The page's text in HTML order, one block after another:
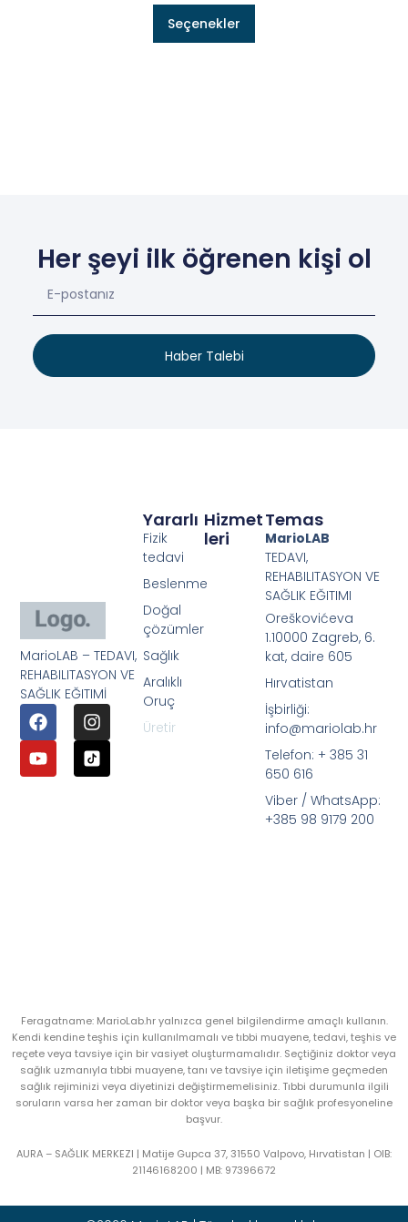
Seçenekler
Her şeyi ilk öğrenen kişi ol
Haber Talebi
MarioLAB – TEDAVI,
REHABILITASYON VE
SAĞLIK EĞITIMİ
Hizmet
Leri
Yararlı
Fizik
tedavi
Beslenme
Doğal
çözümler
Sağlık
Aralıklı
Oruç
Üretir
Temas
MarioLAB
TEDAVI,
REHABILITASYON VE
SAĞLIK EĞITIMI
Oreškovićeva
1.10000 Zagreb, 6.
kat, daire 605
Hırvatistan
İşbirliği:
info@mariolab.hr
Telefon: + 385 31
650 616
Viber / WhatsApp:
+385 98 9179 200
Feragatname: MarioLab.hr yalnızca genel bilgilendirme amaçlı kullanın.
Kendi kendine teşhis için kullanılmamalı ve tıbbi muayene, tedavi, teşhis ve
reçete veya tavsiye için bir vasiyet oluşturmamalıdır. Seçtiğiniz doktor veya
sağlık uzmanıyla tıbbi muayene, tanı ve tavsiye için iletişime geçmeden
sağlık rejiminizi veya diyetinizi değiştirmemelisiniz. Tıbbi durumunla ilgili
soruların varsa her zaman bir doktor veya başka bir sağlık profesyoneline
başvur.
AURA – SAĞLIK MERKEZI | Matije Gupca 37, 31550 Valpovo, Hırvatistan | OIB:
21146168200 | MB: 97396672